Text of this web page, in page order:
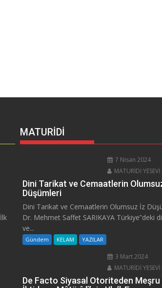
MATURİDİ
7 Nisan 2024
MATURİDİ
Dini Tarikat ve Cemaatlerin
Düşümleri
Dini Tarikat ve Cemaatlerin Olumsuz İz
Dr. Mehmet Saffet SARIKAYA Türkiye‟deki
ve...
Gündem KELAM YAZILAR
3 Mart 2024
MATURİDİ
De Facto Siyasal Otoriteden Meşru